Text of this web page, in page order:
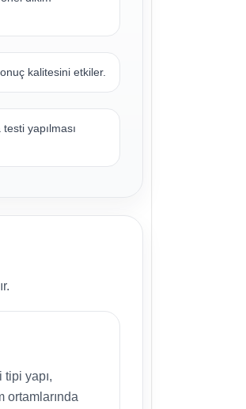
kalitesini etkiler.
yapılması
yapı,
ortamlarında